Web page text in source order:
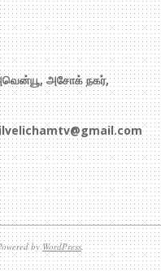
அசோக் நகர்,
byWordPress.